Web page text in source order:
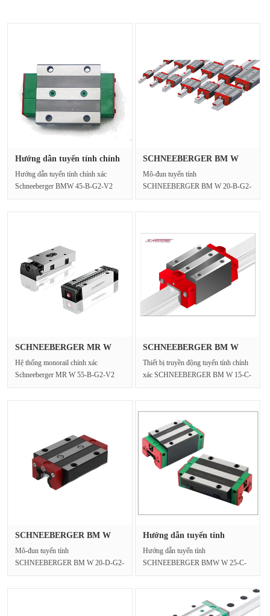
Hướng dẫn tuyến tính chính
Hướng dẫn tuyến tính chính xác
Schneeberger BMW 45-B-G2-V2
SCHNEEBERGER BM W
Mô-đun tuyến tính
SCHNEEBERGER BM W 20-B-G2-
SCHNEEBERGER MR W
Hệ thống monorail chính xác
Schneeberger MR W 55-B-G2-V2
SCHNEEBERGER BM W
Thiết bị truyền động tuyến tính chính
xác SCHNEEBERGER BM W 15-C-
SCHNEEBERGER BM W
Mô-đun tuyến tính
SCHNEEBERGER BM W 20-D-G2-
Hướng dẫn tuyến tính
SCHNEEBER···
Hướng dẫn tuyến tính
SCHNEEBERGER BMW W 25-C-